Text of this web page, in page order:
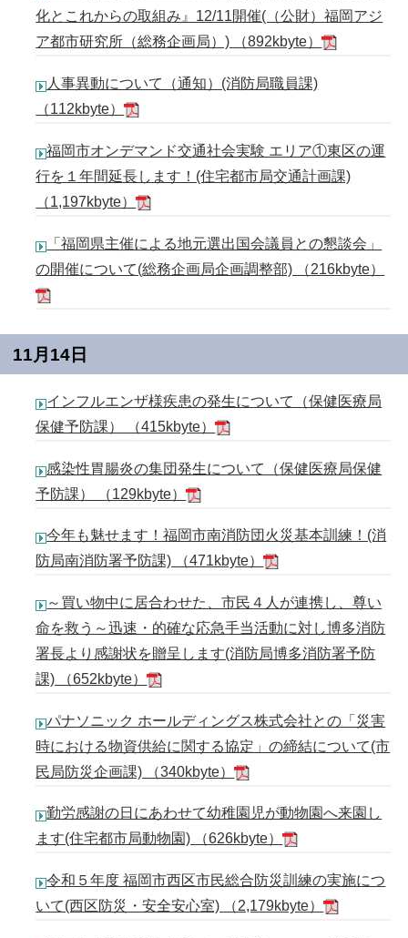
化とこれからの取組み』12/11開催(（公財）福岡アジ
ア都市研究所（総務企画局）) （892kbyte）
人事異動について（通知）(消防局職員課)
（112kbyte）
福岡市オンデマンド交通社会実験 エリア①東区の運
行を１年間延長します！(住宅都市局交通計画課)
（1,197kbyte）
「福岡県主催による地元選出国会議員との懇談会」
の開催について(総務企画局企画調整部) （216kbyte）
11月14日
インフルエンザ様疾患の発生について（保健医療局
保健予防課） （415kbyte）
感染性胃腸炎の集団発生について（保健医療局保健
予防課） （129kbyte）
今年も魅せます！福岡市南消防団火災基本訓練！(消
防局南消防署予防課) （471kbyte）
～買い物中に居合わせた、市民４人が連携し、尊い
命を救う～迅速・的確な応急手当活動に対し博多消防
署長より感謝状を贈呈します(消防局博多消防署予防
課) （652kbyte）
パナソニック ホールディングス株式会社との「災害
時における物資供給に関する協定」の締結について(市
民局防災企画課) （340kbyte）
勤労感謝の日にあわせて幼稚園児が動物園へ来園し
ます(住宅都市局動物園) （626kbyte）
令和５年度 福岡市西区市民総合防災訓練の実施につ
いて(西区防災・安全安心室) （2,179kbyte）